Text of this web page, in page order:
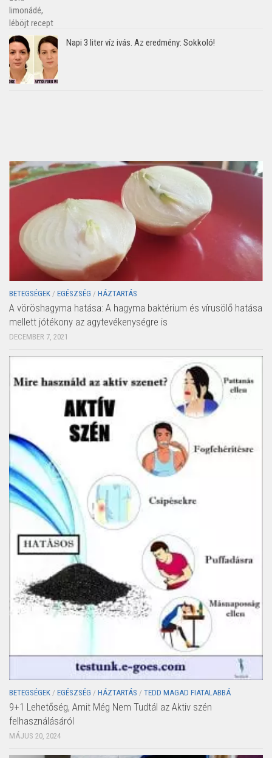
Napi 3 liter víz ivás. Az eredmény: Sokkoló!
BETEGSÉGEK / EGÉSZSÉG / HÁZTARTÁS
A vöröshagyma hatása: A hagyma baktérium és vírusölő hatása
mellett jótékony az agytevékenységre is
DECEMBER 7, 2021
BETEGSÉGEK / EGÉSZSÉG / HÁZTARTÁS / TEDD MAGAD FIATALABBÁ
9+1 Lehetőség, Amit Még Nem Tudtál az Aktiv szén
felhasználásáról
MÁJUS 20, 2024